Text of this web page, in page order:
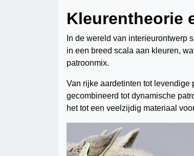
Kleurentheorie
In de wereld van interieurontwerp
in een breed scala aan kleuren,
patroonmix.
Van rijke aardetinten tot levendige
gecombineerd tot dynamische
het tot een veelzijdig materiaal